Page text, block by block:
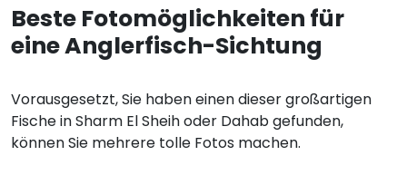
Beste Fotomöglichkeiten für
eine Anglerfisch-Sichtung
Vorausgesetzt, Sie haben einen dieser großartigen
Fische in Sharm El Sheih oder Dahab gefunden,
können Sie mehrere tolle Fotos machen.